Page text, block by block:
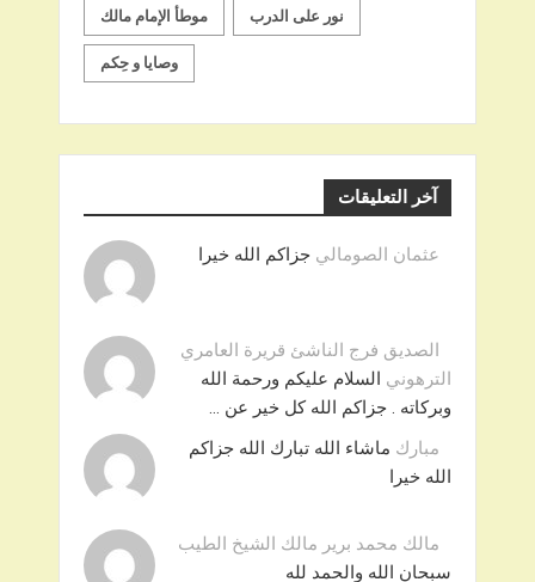
موطأ الإمام مالك نور على الدرب
وصايا و حِكم
آخر التعليقات
عثمان الصومالي جزاكم الله خيرا
الصديق فرج الناشئ قريرة العامري
الترهوني السلام عليكم ورحمة الله
وبركاته . جزاكم الله كل خير عن …
مبارك ماشاء الله تبارك الله جزاكم
الله خيرا
مالك محمد برير مالك الشيخ الطيب
سبحان الله والحمد لله